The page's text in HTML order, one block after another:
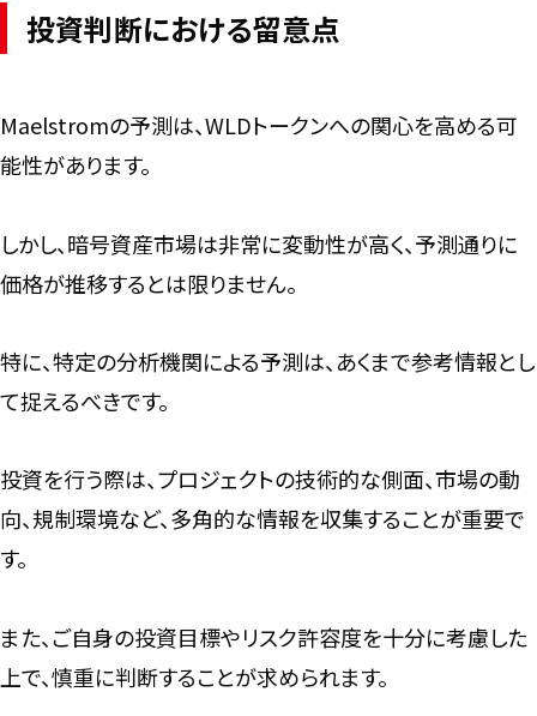
投資判断における留意点
Maelstromの予測は、WLDトークンへの関心を高める可
能性があります。
しかし、暗号資産市場は非常に変動性が高く、予測通りに
価格が推移するとは限りません。
特に、特定の分析機関による予測は、あくまで参考情報とし
て捉えるべきです。
投資を行う際は、プロジェクトの技術的な側面、市場の動
向、規制環境など、多角的な情報を収集することが重要で
す。
また、ご自身の投資目標やリスク許容度を十分に考慮した
上で、慎重に判断することが求められます。